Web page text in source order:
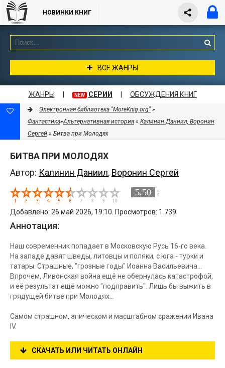
НОВИНКИ КНИГ
ВСЕ ЖАНРЫ
ЖАНРЫ NEW СЕРИИ ОБСУЖДЕНИЯ КНИГ
Электронная библиотека "MoreKnig.org" »
Фантастика»Альтернативная история » Калинин Даниил, Воронин
Сергей » Битва при Молодях
БИТВА ПРИ МОЛОДЯХ
Автор: Калинин Даниил, Воронин Сергей
5.50 2
Добавлено: 26 май 2026, 19:10. Просмотров: 1 739
Аннотация:
Наш современник попадает в Московскую Русь 16-го века.
На западе давят шведы, литовцы и поляки, с юга - турки и
татары. Страшные, "грозные годы" Иоанна Васильевича...
Впрочем, Ливонская война ещё не обернулась катастрофой,
и её результат ещё можно "подправить". Лишь бы выжить в
грядущей битве при Молодях...
Самом страшном, эпическом и масштабном сражении Ивана
IV.
СКАЧАТЬ ИЛИ ЧИТАТЬ ОНЛАЙН